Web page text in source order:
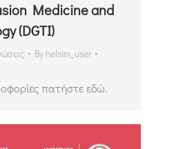
Medicine and
(DGTI)
By helsim_user
πατήστε εδώ.